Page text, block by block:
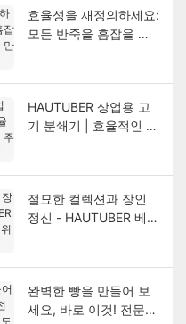
효율성을 재정의하세요:
모든 반죽을 흠잡을 데
HAUTUBER 상업용 고
기 분쇄기 | 효율적인 생
절묘한 컬렉션과 장인
정신 - HAUTUBER 베이
완벽한 빵을 만들어 보
세요, 바로 이것! 전문가